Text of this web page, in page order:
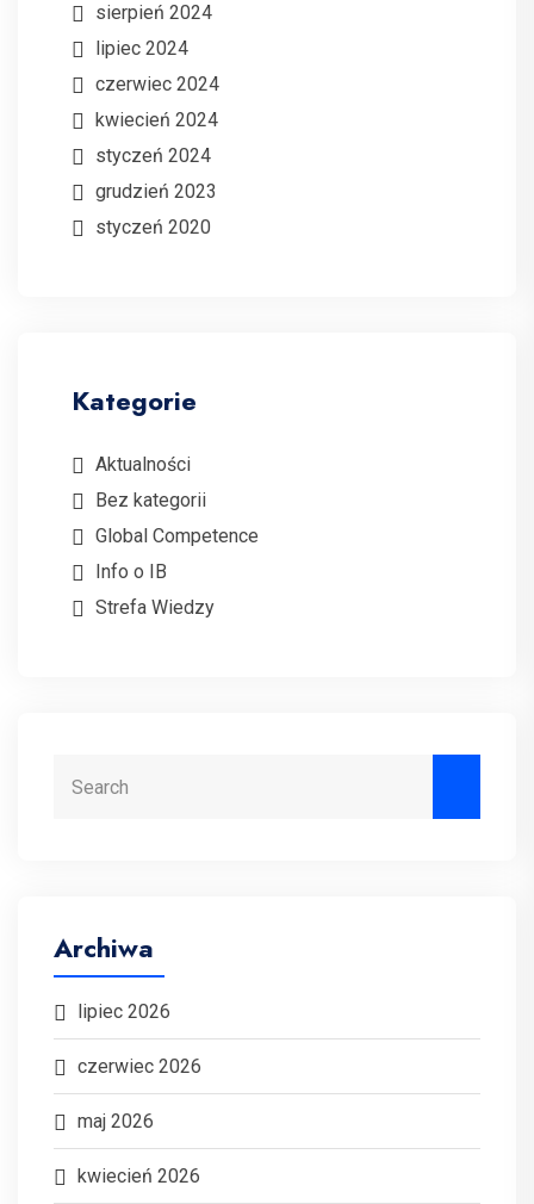
sierpień 2024
lipiec 2024
czerwiec 2024
kwiecień 2024
styczeń 2024
grudzień 2023
styczeń 2020
Kategorie
Aktualności
Bez kategorii
Global Competence
Info o IB
Strefa Wiedzy
Archiwa
lipiec 2026
czerwiec 2026
maj 2026
kwiecień 2026